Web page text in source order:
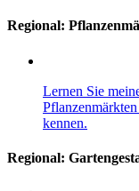
Regional:
Lernen Sie
kennen.
Regional: